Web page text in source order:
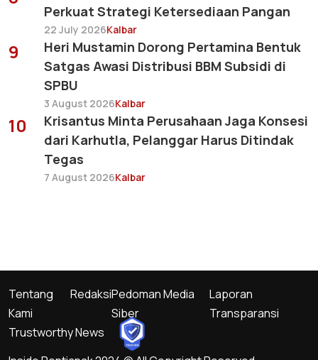
Perkuat Strategi Ketersediaan Pangan
22 July 2026Kalbar
9
Heri Mustamin Dorong Pertamina Bentuk
Satgas Awasi Distribusi BBM Subsidi di
SPBU
3 August 2026Kalbar
10
Krisantus Minta Perusahaan Jaga Konsesi
dari Karhutla, Pelanggar Harus Ditindak
Tegas
7 August 2026Kalbar
Trustworthy News
Tentang
Kami
RedaksiPedoman Media
Siber
Laporan
Transparansi